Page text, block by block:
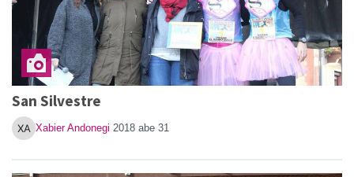
San Silvestre
Xabier Andonegi 2018 abe 31